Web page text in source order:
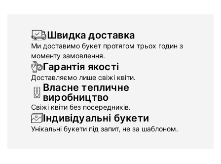
Швидка доставка
Ми доставимо букет протягом трьох годин з
моменту замовлення.
Гарантія якості
Доставляємо лише свіжі квіти.
Власне тепличне
виробництво
Свіжі квіти без посередників.
Індивідуальні букети
Унікальні букети під запит, не за шаблоном.